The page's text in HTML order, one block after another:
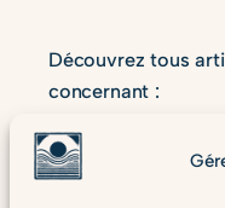
Découvrez tous
concernant :
old_events